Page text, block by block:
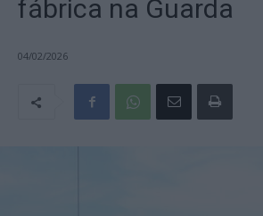
fábrica na Guarda
04/02/2026